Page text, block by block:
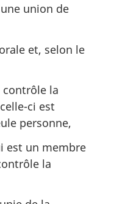
union de
et, selon le
contrôle la
ci est
personne,
est un membre
la